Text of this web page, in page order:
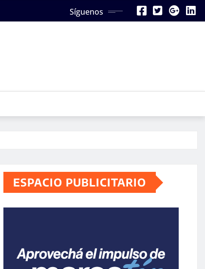
Síguenos
ESPACIO PUBLICITARIO